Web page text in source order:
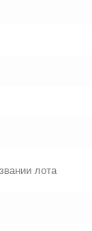
лота